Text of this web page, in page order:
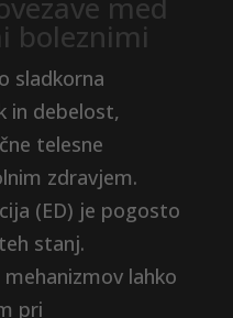
boleznimi
sladkorna
in debelost,
telesne
zdravjem.
(ED) je pogosto
stanj.
lahko
pri